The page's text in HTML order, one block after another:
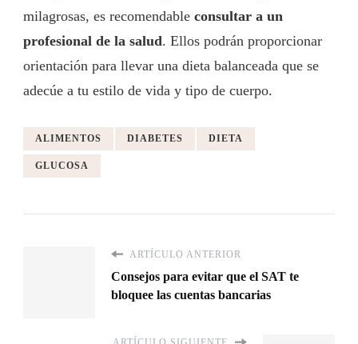
milagrosas, es recomendable consultar a un
profesional de la salud. Ellos podrán proporcionar
orientación para llevar una dieta balanceada que se
adecúe a tu estilo de vida y tipo de cuerpo.
ALIMENTOS DIABETES DIETA
GLUCOSA
ARTÍCULO ANTERIOR
Consejos para evitar que el SAT te
bloquee las cuentas bancarias